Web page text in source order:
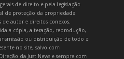
de direito e pela legislação
de proteção da propriedade
autor e direitos conexos.
a cópia, alteração, reprodução,
ou distribuição de todo e
no site, salvo com
da Just News e sempre com